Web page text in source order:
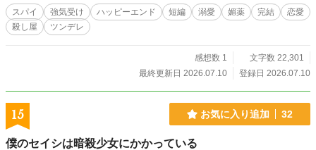
スパイ 強気受け ハッピーエンド 短編 溺愛 媚薬 完結
恋愛
殺し屋
ツンデレ
感想数 1
文字数 22,301
最終更新日 2026.07.10
登録日 2026.07.10
15 お気に入り追加 32
僕のセイシは暗殺少女にかかっている